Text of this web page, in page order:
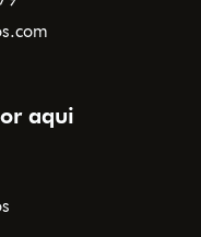
aqui